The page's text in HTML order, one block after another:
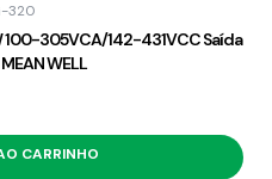
320
100-305VCA/142-431VCC Saída
WELL
CARRINHO